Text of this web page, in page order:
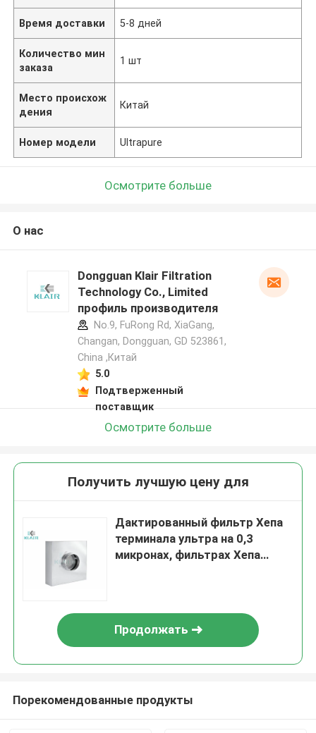
Время доставки 5-8 дней
Количество мин
заказа
1 шт
Место происхож
дения
Китай
Номер модели Ultrapure
Осмотрите больше
О нас
Dongguan Klair Filtration
Technology Co., Limited
профиль производителя
No.9, FuRong Rd, XiaGang,
Changan, Dongguan, GD 523861,
China ,Китай
5.0
Подтверженный
поставщик
Осмотрите больше
Получить лучшую цену для
Дактированный фильтр Хепа
терминала ультра на 0,3
микронах, фильтрах Хепа
Продолжать
Порекомендованные продукты